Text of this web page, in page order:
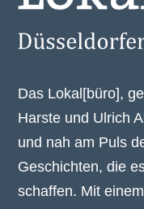
Das Lokal[büro],
Harste und Ulrich
und nah am Puls
Geschichten, die
schaffen. Mit